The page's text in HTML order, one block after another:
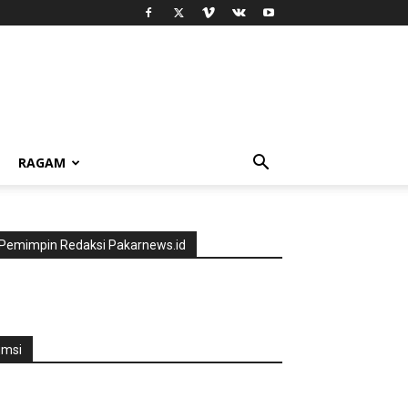
RAGAM
Pemimpin Redaksi Pakarnews.id